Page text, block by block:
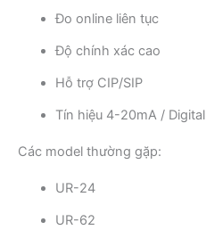
Đo online liên tục
Độ chính xác cao
Hỗ trợ CIP/SIP
Tín hiệu 4-20mA / Digital
Các model thường gặp:
UR-24
UR-62